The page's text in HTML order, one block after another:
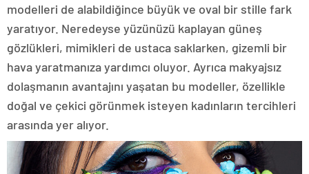
modelleri de alabildiğince büyük ve oval bir stille fark
yaratıyor. Neredeyse yüzünüzü kaplayan güneş
gözlükleri, mimikleri de ustaca saklarken, gizemli bir
hava yaratmanıza yardımcı oluyor. Ayrıca makyajsız
dolaşmanın avantajını yaşatan bu modeller, özellikle
doğal ve çekici görünmek isteyen kadınların tercihleri
arasında yer alıyor.